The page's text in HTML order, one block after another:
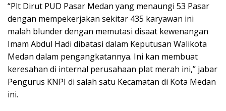
“Plt Dirut PUD Pasar Medan yang menaungi 53 Pasar
dengan mempekerjakan sekitar 435 karyawan ini
malah blunder dengan memutasi disaat kewenangan
Imam Abdul Hadi dibatasi dalam Keputusan Walikota
Medan dalam pengangkatannya. Ini kan membuat
keresahan di internal perusahaan plat merah ini,” jabar
Pengurus KNPI di salah satu Kecamatan di Kota Medan
ini.